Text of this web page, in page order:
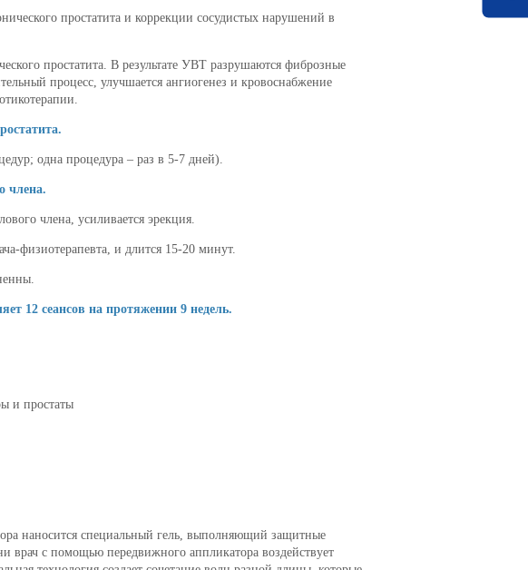
простатита и коррекции сосудистых нарушений в
простатита. В результате УВТ разрушаются фиброзные
процесс, улучшается ангиогенез и кровоснабжение
одна процедура – раз в 5-7 дней).
члена.
члена, усиливается эрекция.
физиотерапевта, и длится 15-20 минут.
12 сеансов на протяжении 9 недель.
и простаты
наносится специальный гель, выполняющий защитные
врач с помощью передвижного аппликатора воздействует